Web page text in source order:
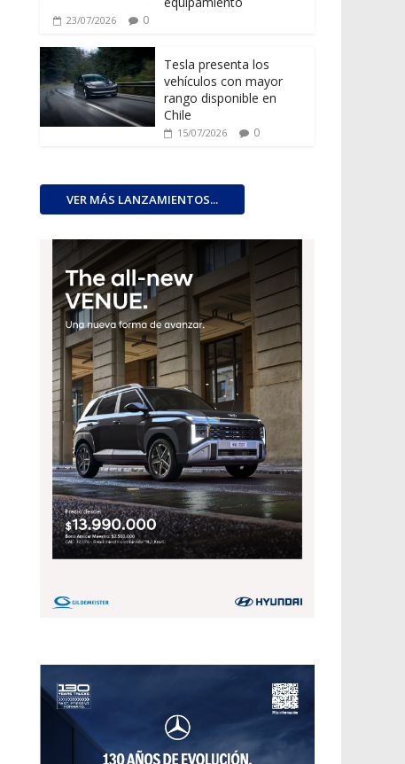
23/07/2026 0
Tesla presenta los
vehículos con mayor
rango disponible en
Chile
15/07/2026 0
VER MÁS LANZAMIENTOS...